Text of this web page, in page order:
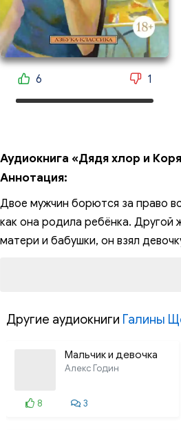
6 1
Аудиокнига «Дядя хлор и
Аннотация:
Двое мужчин борются за право
как она родила ребёнка. Другой
матери и бабушки, он взял
Другие аудиокниги Галины
Мальчик и девочка
Алекс Годин
8 3